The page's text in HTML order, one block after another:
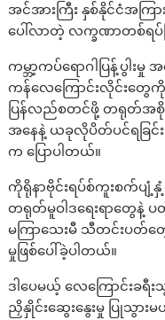
အင်အားကြီး နှစ်နိုင်ငံအကြ
ပေါ်လာတဲ့ လက္ခဏာတစ်ရပ်
ကမ္ဘာ့ကပ်ရောဂါပြန့်ပွါး
ကန်လေကြောင်းလိုင်းတွေ
ပြန်လည်စတင်ဖို့ တရုတ်အ
အနေနဲ့ ယခုလိုပိတ်ပင်ရခြင်
က ပြောပါတယ်။
ကိုရိုနာဗိုင်းရပ်စ်ကူးစက်ပ
တရုတ်မူဝါဒရေးရာတွေ
မကြာသေးမီ သီတင်းပတ်
မှုဖြစ်ပေါ်ခဲ့ပါတယ်။
ဒါပေမယ့် လေကြောင်းခ
ညှိနှိုင်းဆွေးနွေးမှု ပြုသွား